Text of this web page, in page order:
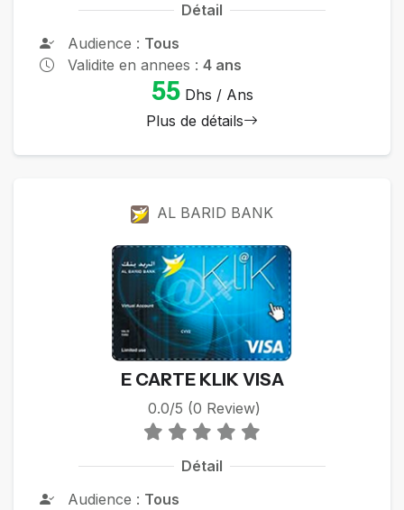
Détail
Audience : Tous
Validite en annees : 4 ans
55Dhs / Ans
Plus de détails
AL BARID BANK
E CARTE KLIK VISA
0.0/5 (0 Review)
Détail
Audience : Tous